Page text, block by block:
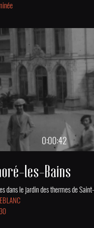
0:00:42
les-Bains